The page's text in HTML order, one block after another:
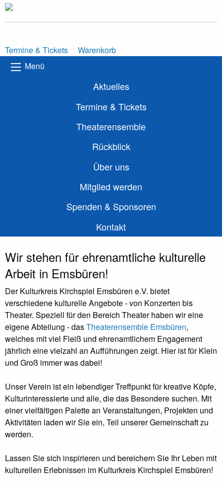
Termine & Tickets
Warenkorb
Menü
Aktuelles
Termine & Tickets
Theaterensemble
Rückblick
Über uns
Mitglied werden
Spenden & Sponsoren
Kontakt
Wir stehen für ehrenamtliche kulturelle
Arbeit in Emsbüren!
Der Kulturkreis Kirchspiel Emsbüren e.V. bietet
verschiedene kulturelle Angebote - von Konzerten bis
Theater. Speziell für den Bereich Theater haben wir eine
eigene Abteilung - dasTheaterensemble Emsbüren,
welches mit viel Fleiß und ehrenamtlichem Engagement
jährlich eine vielzahl an Aufführungen zeigt. Hier ist für Klein
und Groß immer was dabei!
Unser Verein ist ein lebendiger Treffpunkt für kreative Köpfe,
Kulturinteressierte und alle, die das Besondere suchen. Mit
einer vielfältigen Palette an Veranstaltungen, Projekten und
Aktivitäten laden wir Sie ein, Teil unserer Gemeinschaft zu
werden.
Lassen Sie sich inspirieren und bereichern Sie Ihr Leben mit
kulturellen Erlebnissen im Kulturkreis Kirchspiel Emsbüren!